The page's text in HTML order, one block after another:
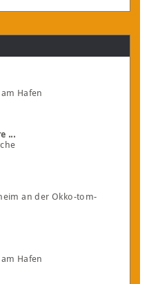
Hafen
...
an der Okko-tom-
Hafen